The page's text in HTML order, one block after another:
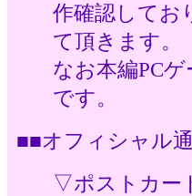
作確認してお
て頂きます。
なお本編PC
です。
■■オフィシャ
▽ポストカー